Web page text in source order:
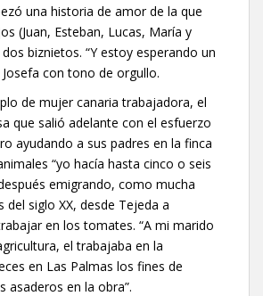
una historia de amor de la que
(Juan, Esteban, Lucas, María y
biznietos. “Y estoy esperando un
con tono de orgullo.
de mujer canaria trabajadora, el
que salió adelante con el esfuerzo
ayudando a sus padres en la finca
“yo hacía hasta cinco o seis
emigrando, como mucha
del siglo XX, desde Tejeda a
en los tomates. “A mi marido
el trabajaba en la
en Las Palmas los fines de
asaderos en la obra”.